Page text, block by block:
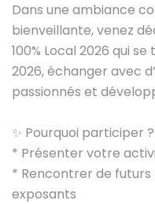
Dans une ambiance
bienveillante, venez
100% Local 2026 qui
2026, échanger avec
passionnés et
✨ Pourquoi participer ?
* Présenter votre
* Rencontrer de
exposants